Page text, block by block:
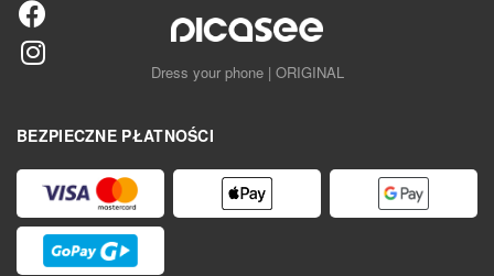
Dress your phone | ORIGINAL
BEZPIECZNE PŁATNOŚCI